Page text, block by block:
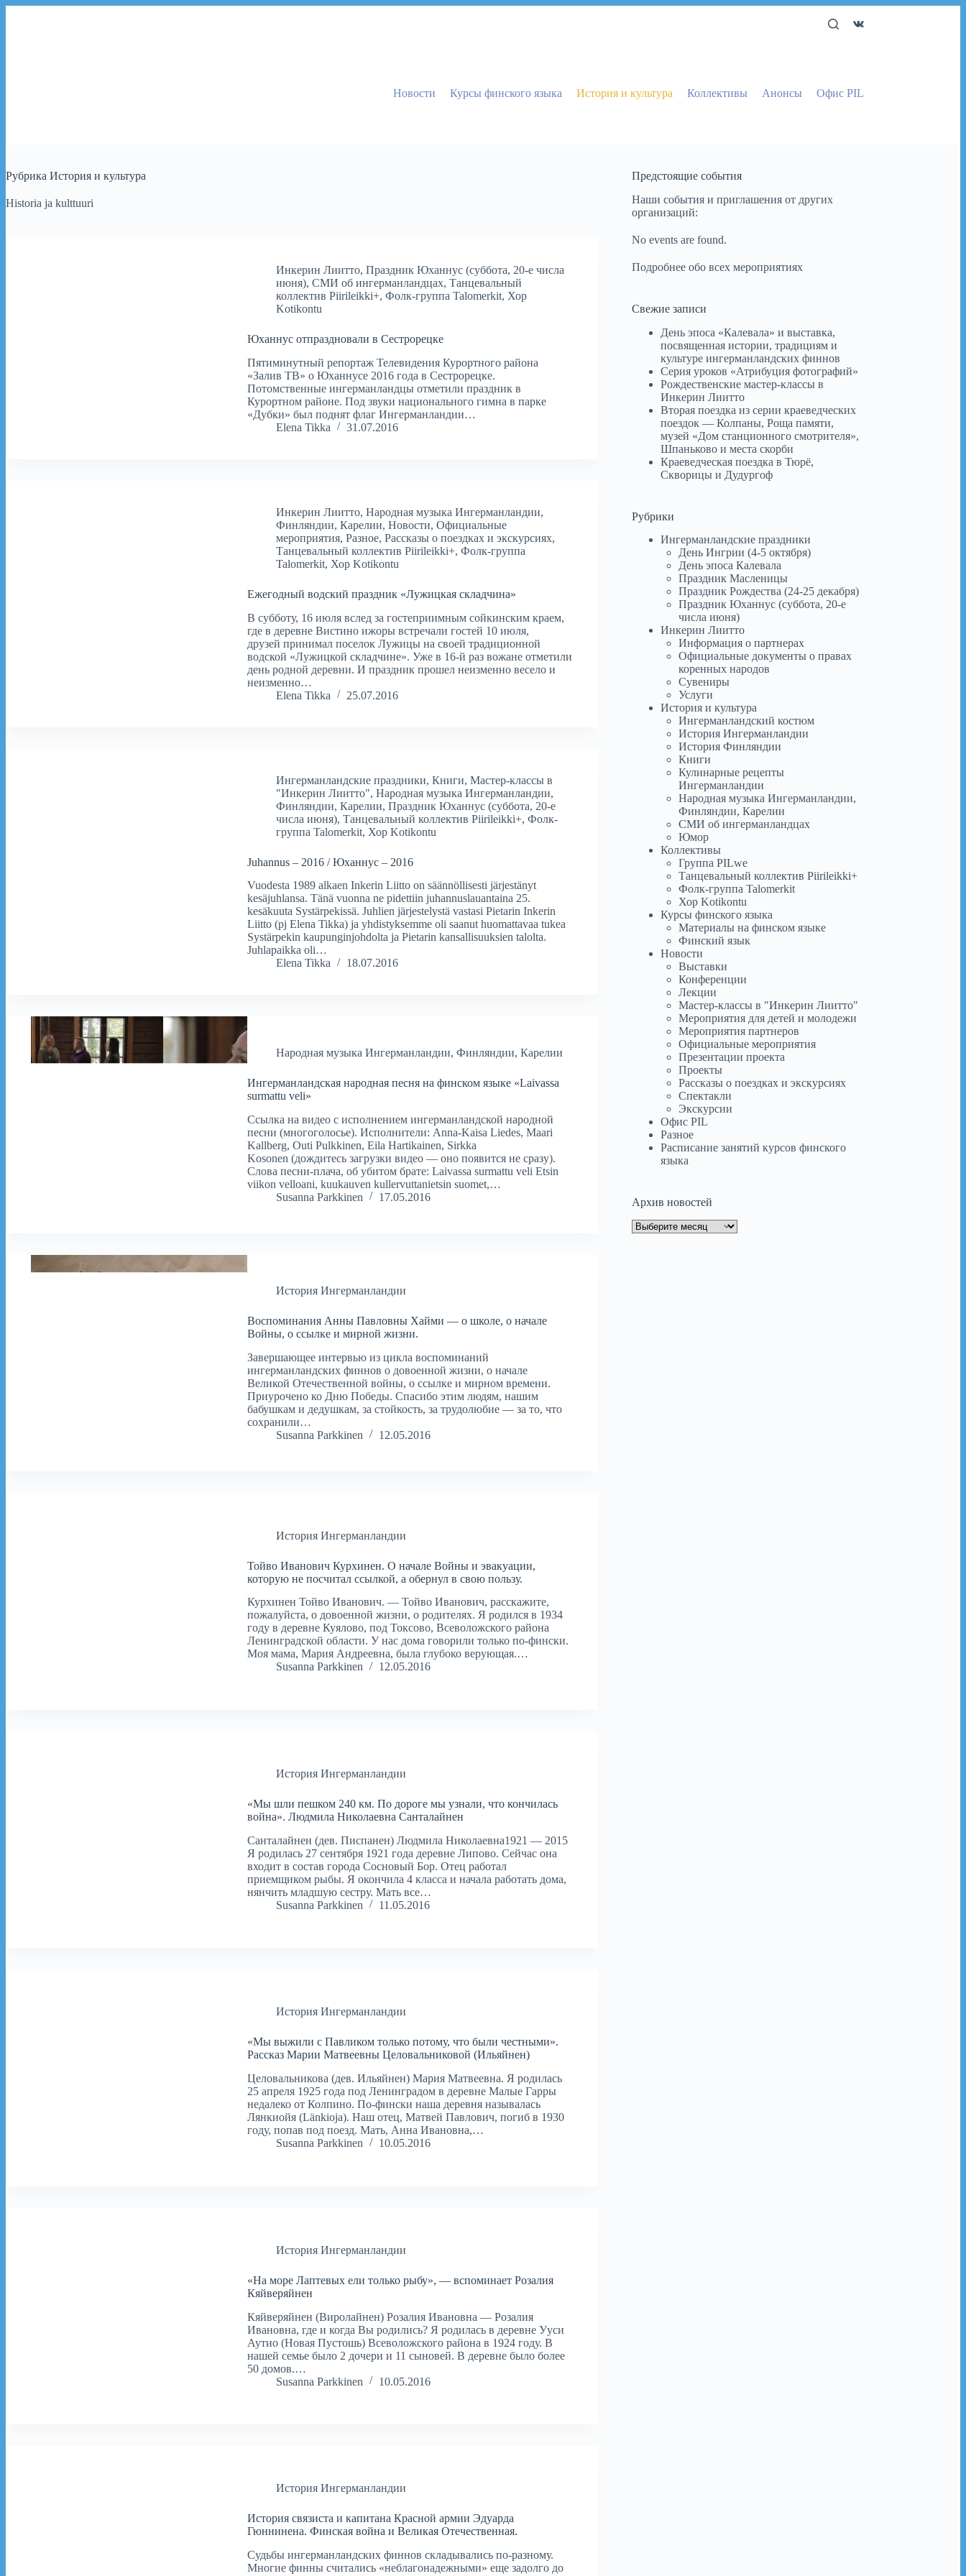
Новости Курсы финского языка История и культура Коллективы Анонсы Офис PIL
Рубрика История и культура
Historia ja kulttuuri
Инкерин Лиитто,Праздник Юханнус (суббота, 20-е числа
июня),СМИ об ингерманландцах,Танцевальный
коллектив Piirileikki+,Фолк-группа Talomerkit, Хор
Kotikontu
Юханнус отпраздновали в Сестрорецке
Пятиминутный репортаж Телевидения Курортного района
«Залив ТВ» о Юханнусе 2016 года в Сестрорецке.
Потомственные ингерманландцы отметили праздник в
Курортном районе. Под звуки национального гимна в парке
«Дубки» был поднят флаг Ингерманландии…
Elena Tikka
31.07.2016
Инкерин Лиитто,Народная музыка Ингерманландии,
Финляндии, Карелии,Новости,Официальные
мероприятия,Разное,Рассказы о поездках и экскурсиях,
Танцевальный коллектив Piirileikki+,Фолк-группа
Talomerkit, Хор Kotikontu
Ежегодный водский праздник «Лужицкая складчина»
В субботу, 16 июля вслед за гостеприимным сойкинским краем,
где в деревне Вистино ижоры встречали гостей 10 июля,
друзей принимал поселок Лужицы на своей традиционной
водской «Лужицкой складчине». Уже в 16-й раз вожане отметили
день родной деревни. И праздник прошел неизменно весело и
неизменно…
Elena Tikka
25.07.2016
Ингерманландские праздники,Книги,Мастер-классы в
"Инкерин Лиитто",Народная музыка Ингерманландии,
Финляндии, Карелии,Праздник Юханнус (суббота, 20-е
числа июня),Танцевальный коллектив Piirileikki+,Фолк-
группа Talomerkit, Хор Kotikontu
Juhannus – 2016 / Юханнус – 2016
Vuodesta 1989 alkaen Inkerin Liitto on säännöllisesti järjestänyt
kesäjuhlansa. Tänä vuonna ne pidettiin juhannuslauantaina 25.
kesäkuuta Systärpekissä. Juhlien järjestelystä vastasi Pietarin Inkerin
Liitto (pj Elena Tikka) ja yhdistyksemme oli saanut huomattavaa tukea
Systärpekin kaupunginjohdolta ja Pietarin kansallisuuksien talolta.
Juhlapaikka oli…
Elena Tikka
18.07.2016
Народная музыка Ингерманландии, Финляндии, Карелии
Ингерманландская народная песня на финском языке «Laivassa
surmattu veli»
Ссылка на видео с исполнением ингерманландской народной
песни (многоголосье). Исполнители: Anna-Kaisa Liedes, Maari
Kallberg, Outi Pulkkinen, Eila Hartikainen, Sirkka
Kosonen (дождитесь загрузки видео — оно появится не сразу).
Слова песни-плача, об убитом брате: Laivassa surmattu veli Etsin
viikon velloani, kuukauven kullervuttanietsin suomet,…
Susanna Parkkinen
17.05.2016
История Ингерманландии
Воспоминания Анны Павловны Хайми — о школе, о начале
Войны, о ссылке и мирной жизни.
Завершающее интервью из цикла воспоминаний
ингерманландских финнов о довоенной жизни, о начале
Великой Отечественной войны, о ссылке и мирном времени.
Приурочено ко Дню Победы. Спасибо этим людям, нашим
бабушкам и дедушкам, за стойкость, за трудолюбие — за то, что
сохранили…
Susanna Parkkinen
12.05.2016
История Ингерманландии
Тойво Иванович Курхинен. О начале Войны и эвакуации,
которую не посчитал ссылкой, а обернул в свою пользу.
Курхинен Тойво Иванович. — Тойво Иванович, расскажите,
пожалуйста, о довоенной жизни, о родителях. Я родился в 1934
году в деревне Куялово, под Токсово, Всеволожского района
Ленинградской области. У нас дома говорили только по-фински.
Моя мама, Мария Андреевна, была глубоко верующая.…
Susanna Parkkinen
12.05.2016
История Ингерманландии
«Мы шли пешком 240 км. По дороге мы узнали, что кончилась
война». Людмила Николаевна Санталайнен
Санталайнен (дев. Писпанен) Людмила Николаевна1921 — 2015
Я родилась 27 сентября 1921 года деревне Липово. Сейчас она
входит в состав города Сосновый Бор. Отец работал
приемщиком рыбы. Я окончила 4 класса и начала работать дома,
нянчить младшую сестру. Мать все…
Susanna Parkkinen
11.05.2016
История Ингерманландии
«Мы выжили с Павликом только потому, что были честными».
Рассказ Марии Матвеевны Целовальниковой (Ильяйнен)
Целовальникова (дев. Ильяйнен) Мария Матвеевна. Я родилась
25 апреля 1925 года под Ленинградом в деревне Малые Гарры
недалеко от Колпино. По-фински наша деревня называлась
Лянкиойя (Länkioja). Наш отец, Матвей Павлович, погиб в 1930
году, попав под поезд. Мать, Анна Ивановна,…
Susanna Parkkinen
10.05.2016
История Ингерманландии
«На море Лаптевых ели только рыбу», — вспоминает Розалия
Кяйверяйнен
Кяйверяйнен (Виролайнен) Розалия Ивановна — Розалия
Ивановна, где и когда Вы родились? Я родилась в деревне Ууси
Аутио (Новая Пустошь) Всеволожского района в 1924 году. В
нашей семье было 2 дочери и 11 сыновей. В деревне было более
50 домов.…
Susanna Parkkinen
10.05.2016
История Ингерманландии
История связиста и капитана Красной армии Эдуарда
Гюннинена. Финская война и Великая Отечественная.
Судьбы ингерманландских финнов складывались по-разному.
Многие финны считались «неблагонадежными» еще задолго до
Предстоящие события
Наши события и приглашения от других
организаций:
No events are found.
Подробнее обо всех мероприятиях
Свежие записи
День эпоса «Калевала» и выставка,
посвященная истории, традициям и
культуре ингерманландских финнов
Серия уроков «Атрибуция фотографий»
Рождественские мастер-классы в
Инкерин Лиитто
Вторая поездка из серии краеведческих
поездок — Колпаны, Роща памяти,
музей «Дом станционного смотрителя»,
Шпаньково и места скорби
Краеведческая поездка в Тюрё,
Скворицы и Дудургоф
Рубрики
Ингерманландские праздники
День Ингрии (4-5 октября)
День эпоса Калевала
Праздник Масленицы
Праздник Рождества (24-25 декабря)
Праздник Юханнус (суббота, 20-е
числа июня)
Инкерин Лиитто
Информация о партнерах
Официальные документы о правах
коренных народов
Сувениры
Услуги
История и культура
Ингерманландский костюм
История Ингерманландии
История Финляндии
Книги
Кулинарные рецепты
Ингерманландии
Народная музыка Ингерманландии,
Финляндии, Карелии
СМИ об ингерманландцах
Юмор
Коллективы
Группа PILwe
Танцевальный коллектив Piirileikki+
Фолк-группа Talomerkit
Хор Kotikontu
Курсы финского языка
Материалы на финском языке
Финский язык
Новости
Выставки
Конференции
Лекции
Мастер-классы в "Инкерин Лиитто"
Мероприятия для детей и молодежи
Мероприятия партнеров
Официальные мероприятия
Презентации проекта
Проекты
Рассказы о поездках и экскурсиях
Спектакли
Экскурсии
Офис PIL
Разное
Расписание занятий курсов финского
языка
Архив новостей
Архив
новостей